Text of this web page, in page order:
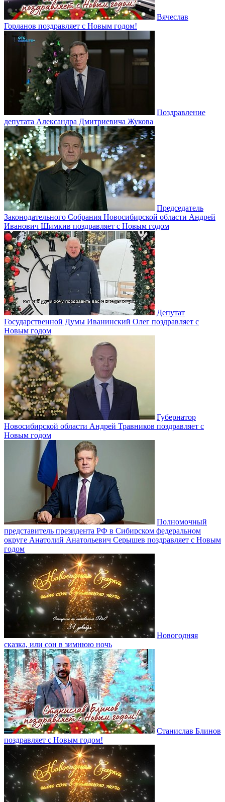
Вячеслав
Горланов поздравляет с Новым годом!
Поздравление
депутата Александра Дмитриевича Жукова
Председатель
Законодательного Собрания Новосибирской области Андрей
Иванович Шимкив поздравляет с Новым годом
Депутат
Государственной Думы Иванинский Олег поздравляет с
Новым годом
Губернатор
Новосибирской области Андрей Травников поздравляет с
Новым годом
Полномочный
представитель президента РФ в Сибирском федеральном
округе Анатолий Анатольевич Серышев поздравляет с Новым
годом
Новогодняя
сказка, или сон в зимнюю ночь
Станислав Блинов
поздравляет с Новым годом!